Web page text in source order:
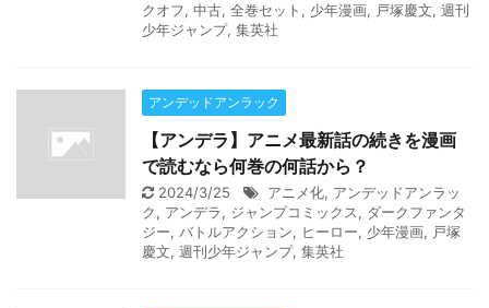
クオフ, 中古, 全巻セット , 少年漫画, 戸塚慶文, 週刊
少年ジャンプ, 集英社
アンデッドアンラック
【アンデラ】アニメ最新話の続きを漫画
で読むなら何巻の何話から？
2024/3/25 アニメ化, アンデッドアンラッ
ク, アンデラ, ジャンプコミックス, ダークファンタ
ジー, バトルアクション, ヒーロー, 少年漫画, 戸塚
慶文, 週刊少年ジャンプ, 集英社